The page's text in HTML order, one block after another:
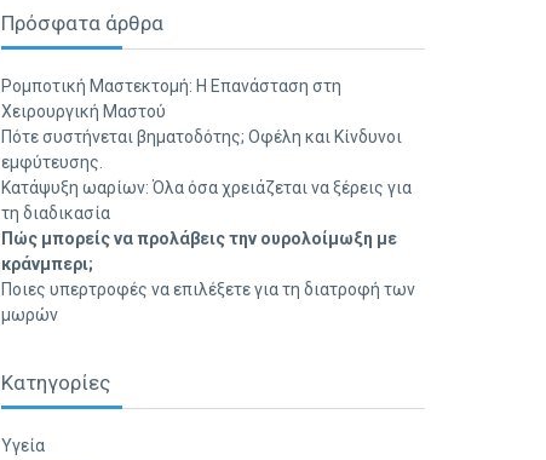
Πρόσφατα άρθρα
Ρομποτική Μαστεκτομή: Η Επανάσταση στη
Χειρουργική Μαστού
Πότε συστήνεται βηματοδότης; Οφέλη και Κίνδυνοι
εμφύτευσης.
Κατάψυξη ωαρίων: Όλα όσα χρειάζεται να ξέρεις για
τη διαδικασία
Πώς μπορείς να προλάβεις την ουρολοίμωξη με
κράνμπερι;
Ποιες υπερτροφές να επιλέξετε για τη διατροφή των
μωρών
Κατηγορίες
Υγεία